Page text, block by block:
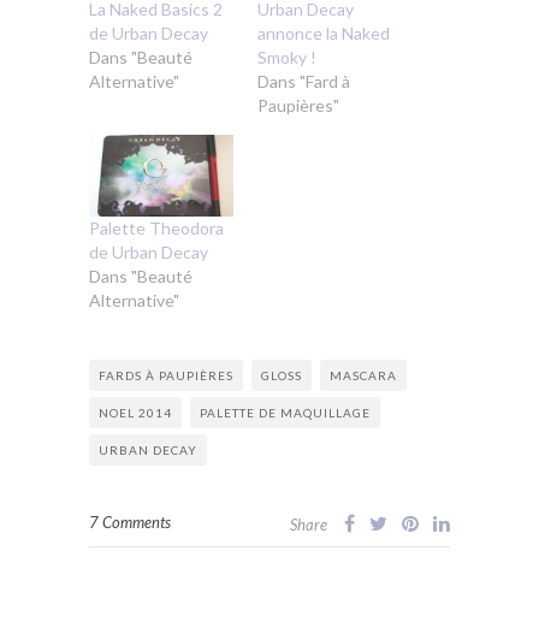
La Naked Basics 2
de Urban Decay
Dans "Beauté
Alternative"
Urban Decay
annonce la Naked
Smoky !
Dans "Fard à
Paupières"
Palette Theodora
de Urban Decay
Dans "Beauté
Alternative"
FARDS À PAUPIÈRES GLOSS MASCARA
NOEL 2014 PALETTE DE MAQUILLAGE
URBAN DECAY
7 Comments Share